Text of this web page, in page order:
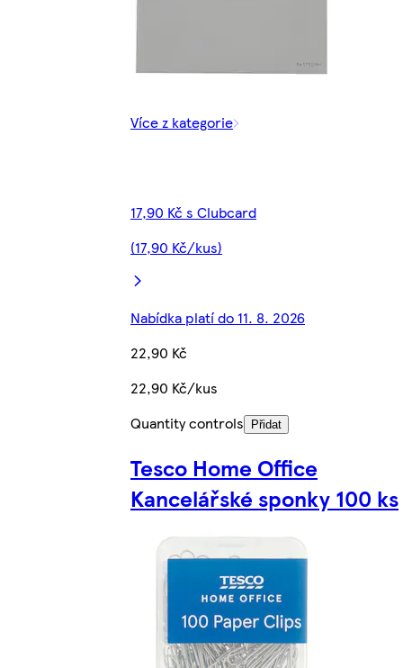
Více z kategorie
17,90 Kč s Clubcard
(17,90 Kč/kus)
Nabídka platí do 11. 8. 2026
22,90 Kč
22,90 Kč/kus
Quantity controls
Přidat
Tesco Home Office
Kancelářské sponky 100 ks